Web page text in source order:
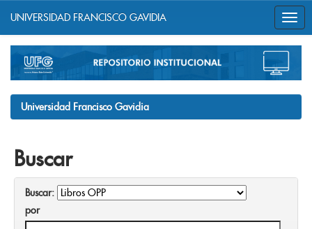
navigation
UNIVERSIDAD FRANCISCO GAVIDIA
Universidad Francisco Gavidia
Buscar
Buscar:
por